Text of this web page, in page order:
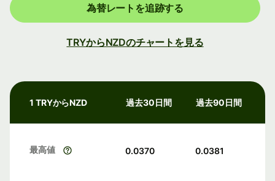
為替レートを追跡する
TRYからNZDのチャートを見る
1 TRYからNZD 過去30日間 過去90日間
最高値 0.0370 0.0381